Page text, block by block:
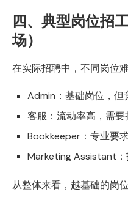
四、典型岗位招
场）
在实际招聘中，不同岗位
Admin：基础岗位，但
客服：流动率高，需
Bookkeeper：专业要
Marketing Assistant
从整体来看，越基础的岗